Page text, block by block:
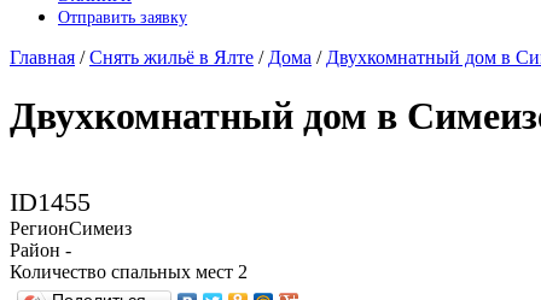
Отправить заявку
Главная /Снять жильё в Ялте / Дома / Двухкомнатный дом в
Двухкомнатный дом в
ID1455
РегионСимеиз
Район -
Количество спальных мест 2